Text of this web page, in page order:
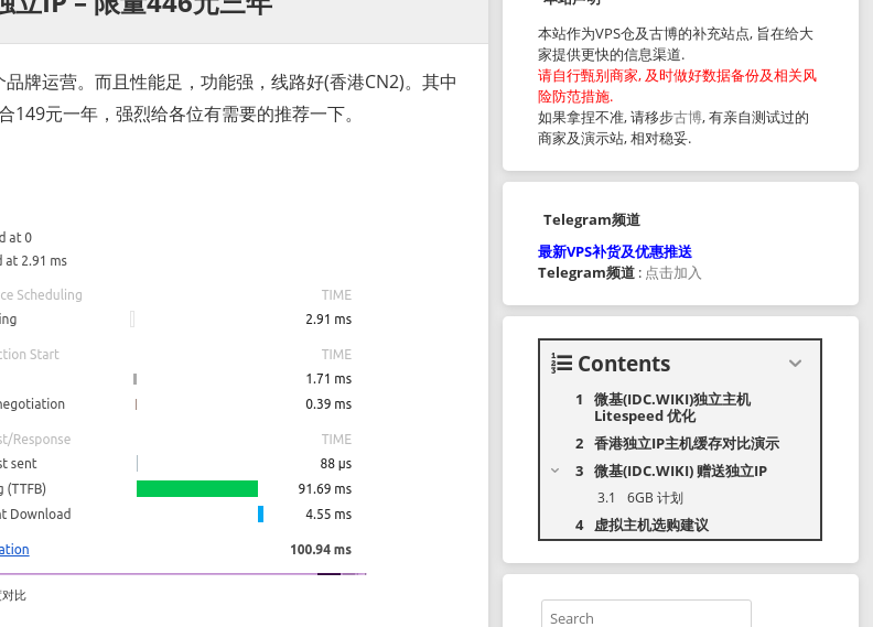
牌运营。而且性能足，功能强，线路好(香港CN2)。其中
元一年，强烈给各位有需要的推荐一下。
比
本站作为VPS仓及古博的补充站点, 旨在给大
家提供更快的信息渠道.
请自行甄别商家, 及时做好数据备份及相关风
险防范措施.
如果拿捏不准, 请移步古博, 有亲自测试过的
商家及演示站, 相对稳妥.
Telegram频道
最新VPS补货及优惠推送
Telegram频道 : 点击加入
Contents
微基(IDC.WIKI)独立主机
Litespeed 优化
香港独立IP主机缓存对比演示
微基(IDC.WIKI) 赠送独立IP
6GB 计划
虚拟主机选购建议